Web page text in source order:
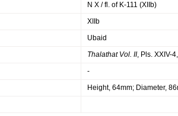
N X / fl. of K-111 (XIIb)
XIIb
Ubaid
Thalathat Vol. II, Pls. XXIV-
-
Height, 64mm; Diameter,